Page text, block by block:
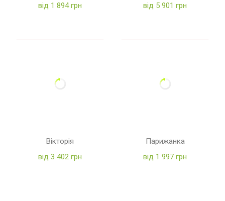
від 1 894 грн
від 5 901 грн
Вікторія
від 3 402 грн
Парижанка
від 1 997 грн